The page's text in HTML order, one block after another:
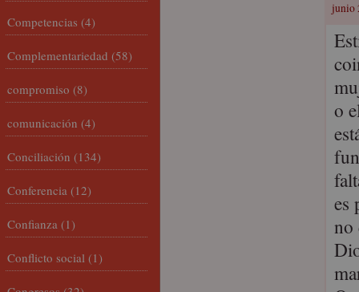
junio
o
es
no
Competencias (4)
Complementariedad (58)
compromiso (8)
comunicación (4)
Conciliación (134)
Conferencia (12)
Confianza (1)
Conflicto social (1)